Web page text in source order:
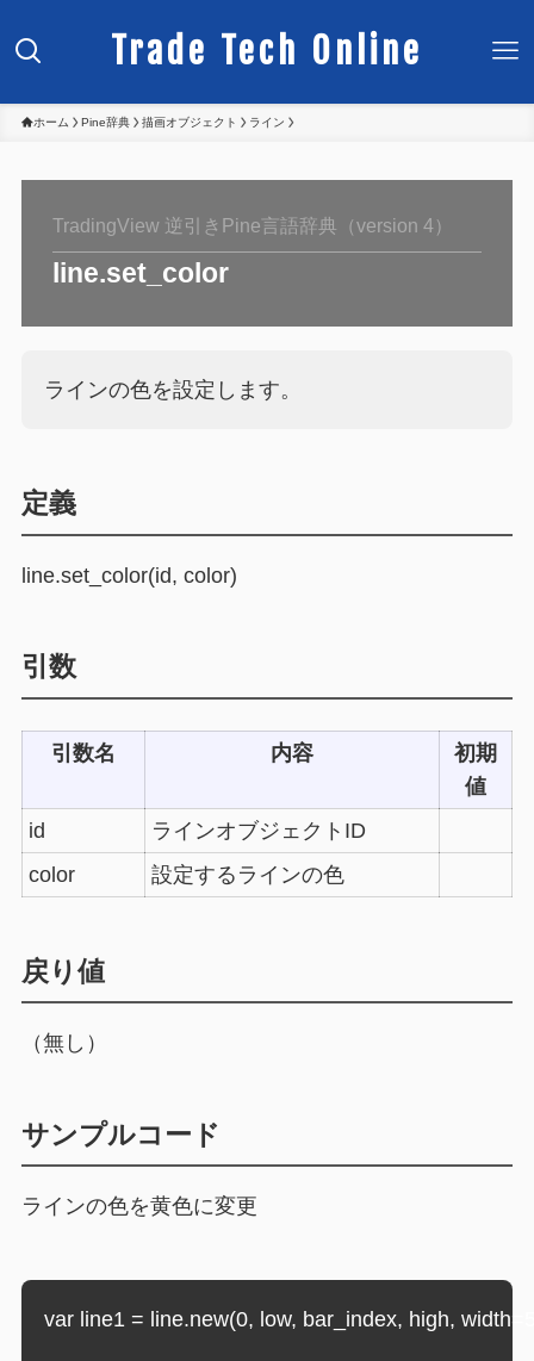
Trade Tech Online
ホーム Pine辞典 描画オブジェクト ライン
TradingView 逆引きPine言語辞典（version 4）
line.set_color
ラインの色を設定します。
定義
line.set_color(id, color)
引数
引数名 内容
初期
値
id
ラインオブジェクトID
color
設定するラインの色
戻り値
（無し）
サンプルコード
ラインの色を黄色に変更
var line1 = line.new(0, low, bar_index, high,